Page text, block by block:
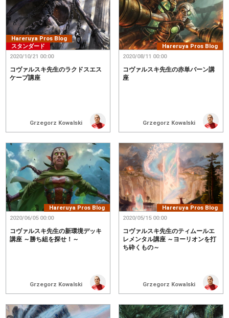
Hareruya Pros Blog
スタンダード
Grzegorz Kowalski
コヴァルスキ先生のラクドスエス
ケープ講座
2020/10/21 00:00
Hareruya Pros Blog
Grzegorz Kowalski
コヴァルスキ先生の赤単バーン講
座
2020/08/11 00:00
Hareruya Pros Blog
Grzegorz Kowalski
コヴァルスキ先生の新環境デッキ
講座 ～勝ち組を探せ！～
2020/06/05 00:00
Hareruya Pros Blog
Grzegorz Kowalski
コヴァルスキ先生のティムールエ
レメンタル講座 ～ヨーリオンを打
ち砕くもの～
2020/05/15 00:00